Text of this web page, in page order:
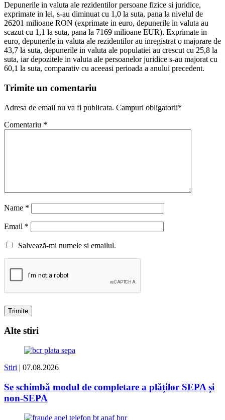
Depunerile in valuta ale rezidentilor persoane fizice si juridice,
exprimate in lei, s-au diminuat cu 1,0 la suta, pana la nivelul de
26201 milioane RON (exprimate in euro, depunerile in valuta au
scazut cu 1,1 la suta, pana la 7169 milioane EUR). Exprimate in
euro, depunerile in valuta ale rezidentilor au inregistrat o majorare de
43,7 la suta, depunerile in valuta ale populatiei au crescut cu 25,8 la
suta, iar depozitele in valuta ale persoanelor juridice s-au majorat cu
60,1 la suta, comparativ cu aceeasi perioada a anului precedent.
Trimite un comentariu
Adresa de email nu va fi publicata. Campuri obligatorii*
Comentariu *
Name *
Email *
Salvează-mi numele si emailul.
Alte stiri
Stiri | 07.08.2026
Se schimbă modul de completare a plăților SEPA și
non-SEPA